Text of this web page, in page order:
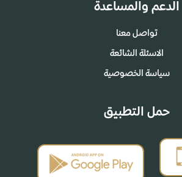
الدعم والمساعدة
تواصل معنا
الاسئلة الشائعة
سياسة الخصوصية
حمل التطبيق